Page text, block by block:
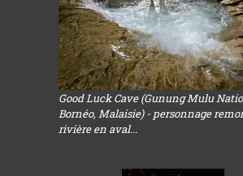
Good Luck Cave (Gunung Mulu
Bornéo, Malaisie) - personnage
rivière en aval...